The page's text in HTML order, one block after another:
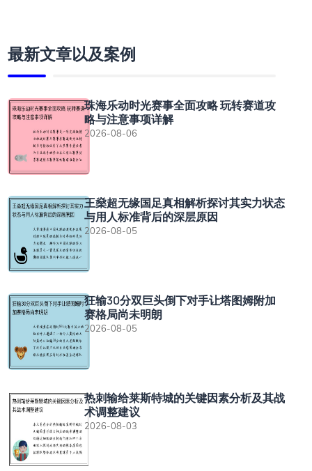
最新文章以及案例
珠海乐动时光赛事全面攻略 玩转赛道攻
略与注意事项详解
2026-08-06
王燊超无缘国足真相解析探讨其实力状态
与用人标准背后的深层原因
2026-08-05
狂输30分双巨头倒下对手让塔图姆附加
赛格局尚未明朗
2026-08-05
热刺输给莱斯特城的关键因素分析及其战
术调整建议
2026-08-03